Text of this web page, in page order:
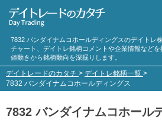
7832 バンダイナムコホールディングスのデイトレ
チャート、デイトレ銘柄コメントや企業情報など
値動きから銘柄動向を深掘りします。
デイトレードのカタチ > デイトレ銘柄一覧 >
7832 バンダイナムコホールディングス
7832 バンダイナムコホール